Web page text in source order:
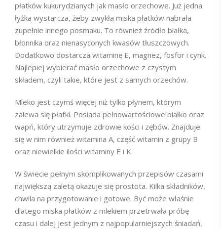
płatków kukurydzianych jak masło orzechowe. Już jedna
łyżka wystarcza, żeby zwykła miska płatków nabrała
zupełnie innego posmaku. To również źródło białka,
błonnika oraz nienasyconych kwasów tłuszczowych.
Dodatkowo dostarcza witaminę E, magnez, fosfor i cynk.
Najlepiej wybierać masło orzechowe z czystym
składem, czyli takie, które jest z samych orzechów.
Mleko jest czymś więcej niż tylko płynem, którym
zalewa się płatki. Posiada pełnowartościowe białko oraz
wapń, który utrzymuje zdrowie kości i zębów. Znajduje
się w nim również witamina A, część witamin z grupy B
oraz niewielkie ilości witaminy E i K.
W świecie pełnym skomplikowanych przepisów czasami
największą zaletą okazuje się prostota. Kilka składników,
chwila na przygotowanie i gotowe. Być może właśnie
dlatego miska płatków z mlekiem przetrwała próbę
czasu i dalej jest jednym z najpopularniejszych śniadań,